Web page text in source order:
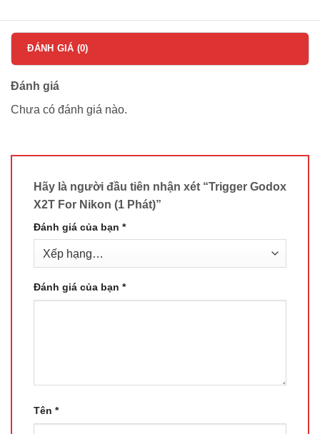
ĐÁNH GIÁ (0)
Đánh giá
Chưa có đánh giá nào.
Hãy là người đầu tiên nhận xét “Trigger Godox
X2T For Nikon (1 Phát)”
Đánh giá của bạn *
Đánh giá của bạn *
Tên *